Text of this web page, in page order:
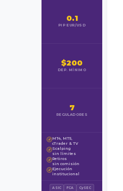
0.1
PIP EUR/USD
$200
DEP. MÍNIMO
7
REGULADORES
✓ MT4, MT5,
cTrader & TV
✓ Scalping
sin límites
✓ Retiros
sin comisión
✓ Ejecución
institucional
ASIC FCA
CySEC